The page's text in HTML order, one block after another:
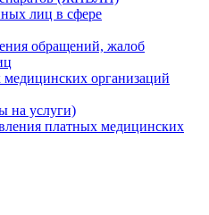
лиц в сфере
обращений, жалоб
организаций
на услуги)
платных медицинских